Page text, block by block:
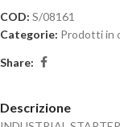
COD: S/08161
Categorie: Prodotti in
Share:
Descrizione